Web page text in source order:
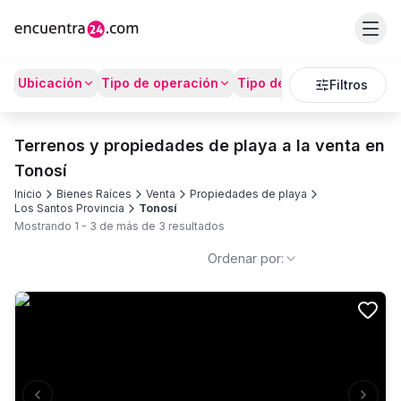
Ubicación Tipo de operación Tipo de Propiedad
Filtros
Terrenos y propiedades de playa a la venta en
Tonosí
Inicio Bienes Raíces Venta
Propiedades de playa
Los Santos Provincia
Tonosí
Mostrando 1 - 3 de más de 3 resultados
Ordenar por: